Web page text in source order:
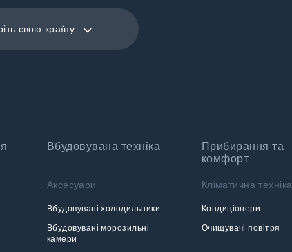
свою країну
Вбудовувана техніка
Аксесуари
Вбудовувані холодильники
Вбудовувані морозильні
камери
Прибирання та
комфорт
Кліматична техніка
Кондиціонери
Очищувачі повітря